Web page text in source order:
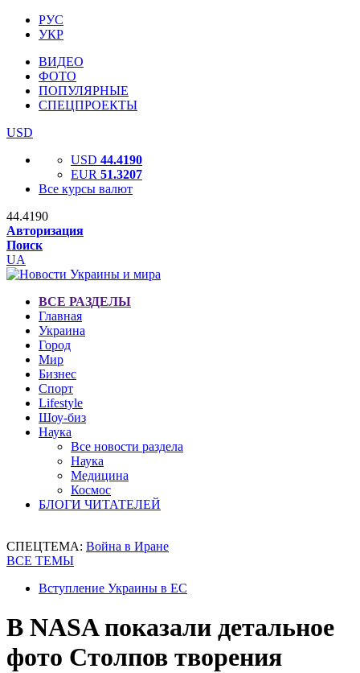
РУС
УКР
ВИДЕО
ФОТО
ПОПУЛЯРНЫЕ
СПЕЦПРОЕКТЫ
USD
USD 44.4190
EUR 51.3207
Все курсы валют
44.4190
Авторизация
Поиск
UA
ВСЕ РАЗДЕЛЫ
Главная
Украина
Город
Мир
Бизнес
Спорт
Lifestyle
Шоу-биз
Наука
Все новости раздела
Наука
Медицина
Космос
БЛОГИ ЧИТАТЕЛЕЙ
СПЕЦТЕМА: Война в Иране
ВСЕ ТЕМЫ
Вступление Украины в ЕС
В NASA показали детальное
фото Столпов творения